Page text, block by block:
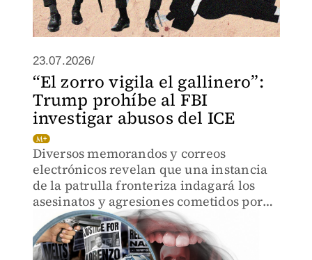
23.07.2026/
“El zorro vigila el gallinero”:
Trump prohíbe al FBI
investigar abusos del ICE
Diversos memorandos y correos
electrónicos revelan que una instancia
de la patrulla fronteriza indagará los
asesinatos y agresiones cometidos por
sus propios agentes.